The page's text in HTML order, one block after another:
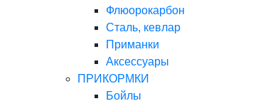
Флюорокарбон
Сталь, кевлар
Приманки
Аксессуары
ПРИКОРМКИ
Бойлы